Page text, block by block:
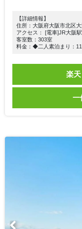
【詳細情報】
住所：大阪府大阪市北区
アクセス： [電車]JR大阪
客室数：303室
料金：◆二人素泊まり：
楽
一